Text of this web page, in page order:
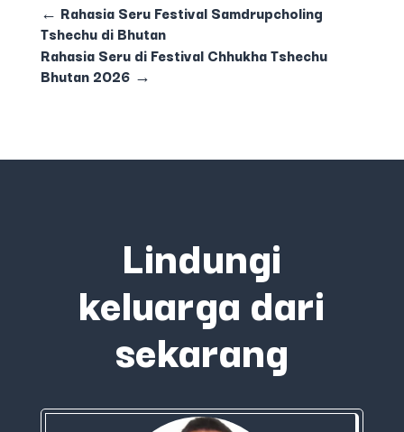
← Rahasia Seru Festival Samdrupcholing
Tshechu di Bhutan
Rahasia Seru di Festival Chhukha Tshechu
Bhutan 2026 →
Lindungi
keluarga dari
sekarang